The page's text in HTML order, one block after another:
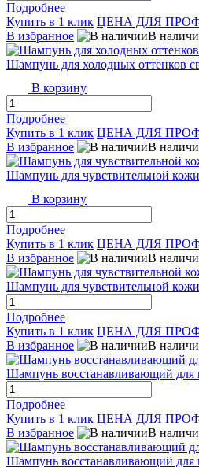
Подробнее
Купить в 1 клик ЦЕНА ДЛЯ
В избранное
В
Шампунь для холодных оттенков
В корзину
Подробнее
Купить в 1 клик ЦЕНА ДЛЯ
В избранное
В
Шампунь для чувствительной
В корзину
Подробнее
Купить в 1 клик ЦЕНА ДЛЯ
В избранное
В
Шампунь для чувствительной
Подробнее
Купить в 1 клик ЦЕНА ДЛЯ
В избранное
В
Шампунь восстанавливающий
Подробнее
Купить в 1 клик ЦЕНА ДЛЯ
В избранное
В
Шампунь восстанавливающий